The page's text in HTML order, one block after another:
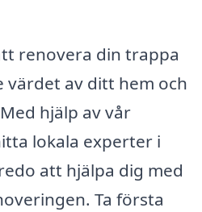
renovera din trappa
av ditt hem och
hjälp av vår
lokala experter i
att hjälpa dig med
Ta första